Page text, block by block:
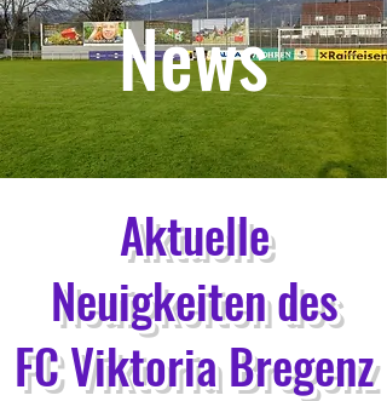
News
Aktuelle
Neuigkeiten des
FC Viktoria Bregenz